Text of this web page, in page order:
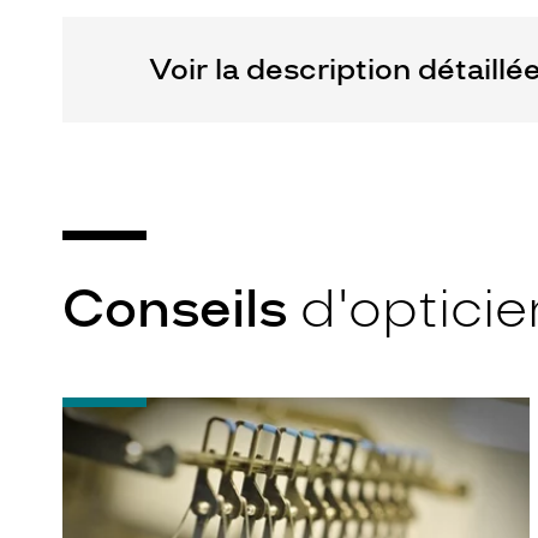
Voir la description
Conseils
-
Quel
indice
d’amincissement